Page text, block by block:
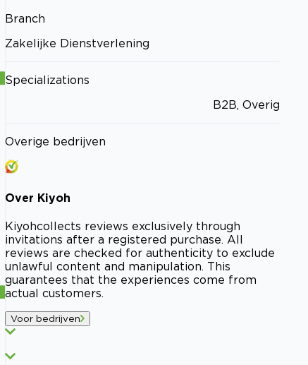
Branch
Zakelijke Dienstverlening
Specializations
B2B, Overig
Overige bedrijven
Over Kiyoh
Kiyohcollects reviews exclusively through
invitations after a registered purchase. All
reviews are checked for authenticity to exclude
unlawful content and manipulation. This
guarantees that the experiences come from
actual customers.
Voor bedrijven